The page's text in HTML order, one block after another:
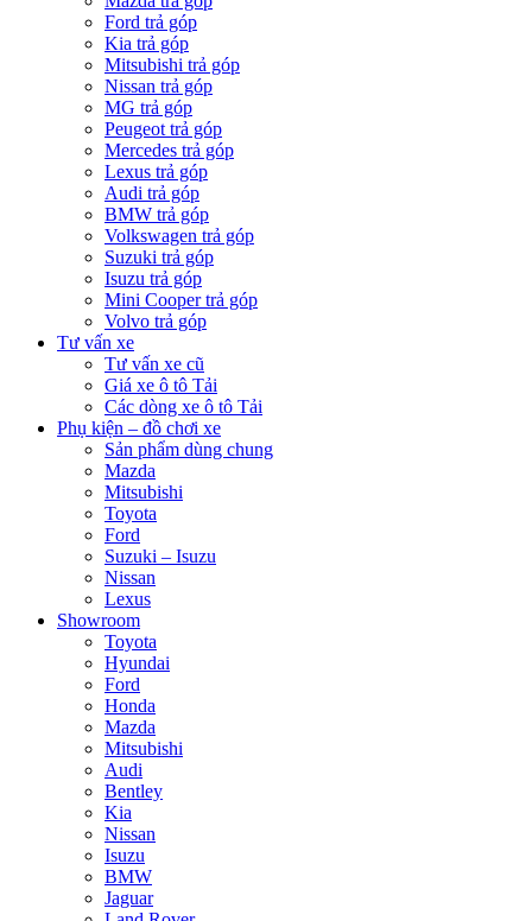
Ford trả góp
Kia trả góp
Mitsubishi trả góp
Nissan trả góp
MG trả góp
Peugeot trả góp
Mercedes trả góp
Lexus trả góp
Audi trả góp
BMW trả góp
Volkswagen trả góp
Suzuki trả góp
Isuzu trả góp
Mini Cooper trả góp
Volvo trả góp
Tư vấn xe
Tư vấn xe cũ
Giá xe ô tô Tải
Các dòng xe ô tô Tải
Phụ kiện – đồ chơi xe
Sản phẩm dùng chung
Mazda
Mitsubishi
Toyota
Ford
Suzuki – Isuzu
Nissan
Lexus
Showroom
Toyota
Hyundai
Ford
Honda
Mazda
Mitsubishi
Audi
Bentley
Kia
Nissan
Isuzu
BMW
Jaguar